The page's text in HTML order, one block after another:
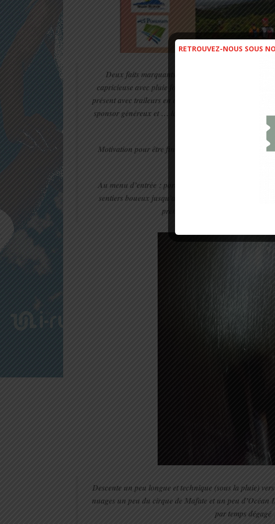
Deux faits marquants sont à noter pour cette
capricieuse avec pluie forte et boue quasiment
présent avec traileurs en course pour nous épauler,
sponsor généreux et … la surprise la veille de la course
spécialement pour
Motivation pour être finisher, soutien et musique :
Au menu d’entrée : portion montante de nuit sur
sentiers boueux jusqu’au Gîte des Chicots. Bonnes
première partie dans le premier
Descente un peu longue et technique (sous la pluie)
nuages un peu du cirque de Mafate et un peu d’Océan
par temps dégagé
RETROUVEZ-NOUS SOUS